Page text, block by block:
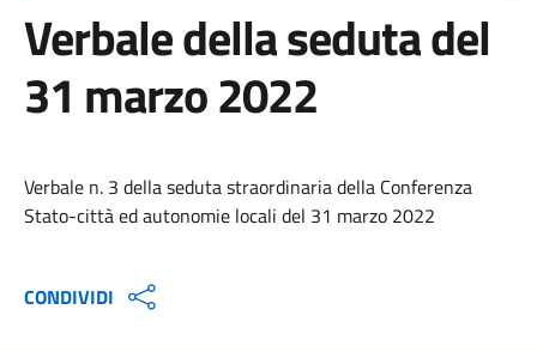
Verbale della seduta del
31 marzo 2022
Verbale n. 3 della seduta straordinaria della Conferenza
Stato-città ed autonomie locali del 31 marzo 2022
CONDIVIDI